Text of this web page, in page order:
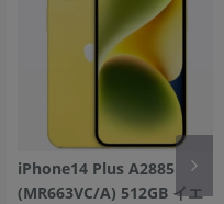
iPhone14 Plus A2885
(MR663VC/A) 512GB イエ